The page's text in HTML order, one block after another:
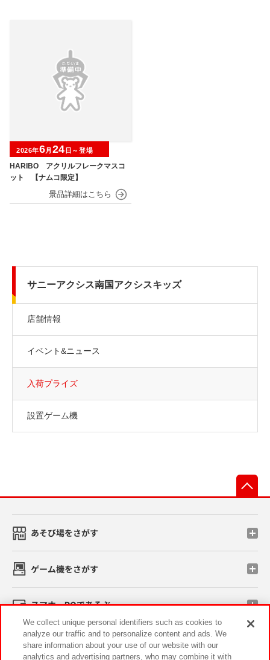
HARIBO アクリルフレークマスコ
ット 【ナムコ限定】
2026年6月 24 日～登場
サニーアクシス南国アクシスキッズ
店舗情報
イベント&ニュース
入荷プライズ
設置ゲーム機
あそび場をさがす
ゲーム機をさがす
スマホ・PCであそぶ
イベント・キャンペーン
We collect unique personal identifiers such as cookies to
analyze our traffic and to personalize content and ads. We
share information about your use of our website with our
analytics and advertising partners, who may combine it with